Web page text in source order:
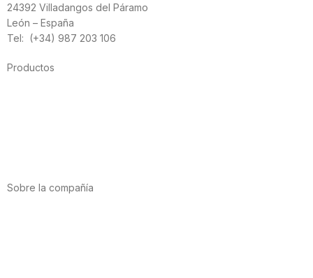
24392 Villadangos del Páramo
León – España
Tel: (+34) 987 203 106
Productos
Sobre la compañía